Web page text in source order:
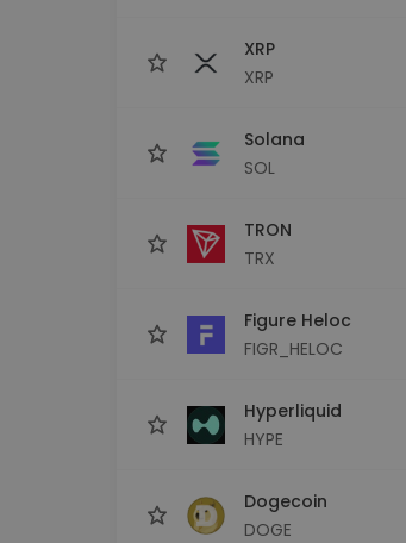
XRP
XRP
Solana
SOL
TRON
TRX
Figure Heloc
FIGR_HELOC
Hyperliquid
HYPE
Dogecoin
DOGE